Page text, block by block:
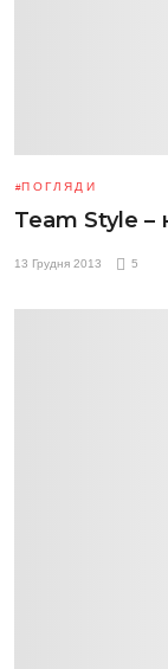
ПОГЛЯДИ
Team Style
13 Грудня 2013 5